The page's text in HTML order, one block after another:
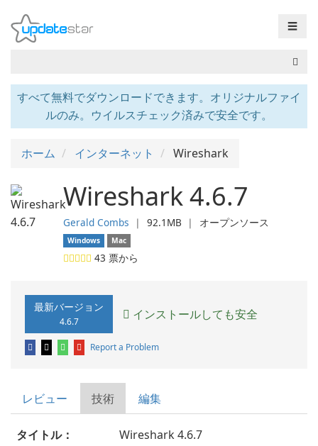
☰
すべて無料でダウンロードできます。オリジナルファイ
ルのみ。ウイルスチェック済みで安全です。
ホーム インターネット Wireshark
Wireshark 4.6.7
Gerald Combs ❘ 92.1MB ❘ オープンソース
Windows Mac
43 票から
最新バージョン
4.6.7 インストールしても安全
Report a Problem
レビュー 技術 編集
タイトル：
Wireshark 4.6.7